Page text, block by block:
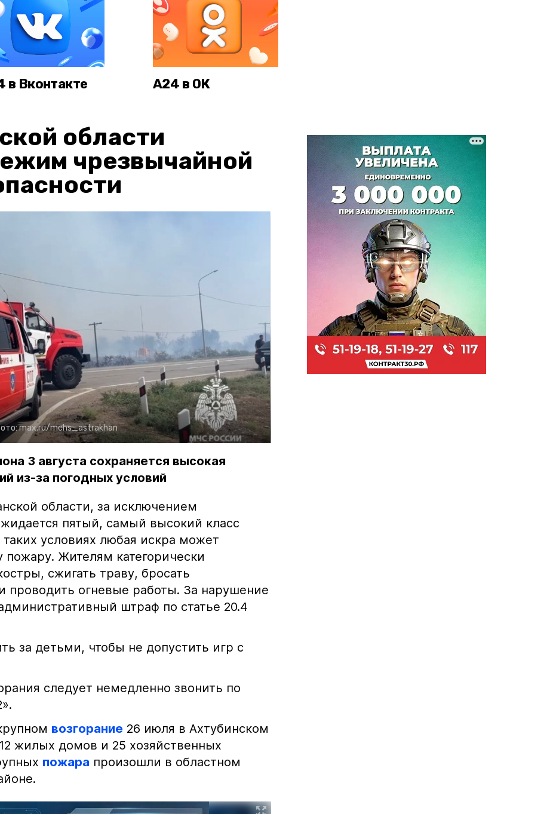
в Вконтакте А24 в ОК
области
чрезвычайной
max.ru/mchs_astrakhan
3 августа сохраняется высокая
из-за погодных условий
области, за исключением
пятый, самый высокий класс
условиях любая искра может
пожару. Жителям категорически
сжигать траву, бросать
проводить огневые работы. За нарушение
штраф по статье 20.4
за детьми, чтобы не допустить игр с
следует немедленно звонить по
возгорание 26 июля в Ахтубинском
жилых домов и 25 хозяйственных
пожара произошли в областном